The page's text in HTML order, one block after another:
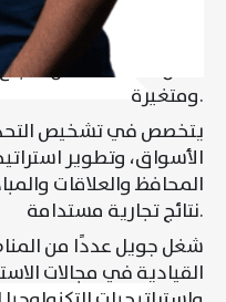
يُعد جويل خبيرًا متمرسًا
مسيرته المهنية على
تمكّن المنظمات من
ومتغيرة.
يتخصص في تشخيص
الأسواق، وتطوير
المحافظ والعلاقات
نتائج تجارية مستدامة.
القيادية في مجالات